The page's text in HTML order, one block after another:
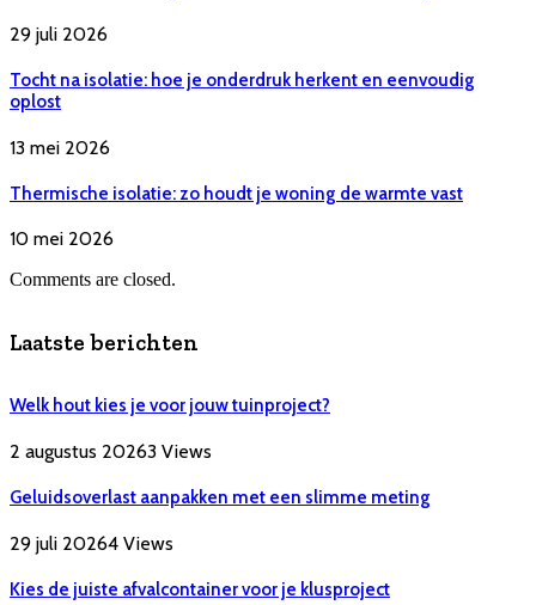
29 juli 2026
Tocht na isolatie: hoe je onderdruk herkent en eenvoudig
oplost
13 mei 2026
Thermische isolatie: zo houdt je woning de warmte vast
10 mei 2026
Comments are closed.
Laatste berichten
Welk hout kies je voor jouw tuinproject?
2 augustus 20263 Views
Geluidsoverlast aanpakken met een slimme meting
29 juli 20264 Views
Kies de juiste afvalcontainer voor je klusproject